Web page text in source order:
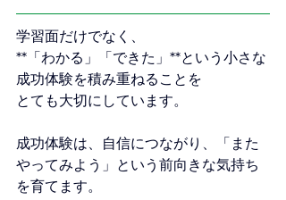
学習面だけでなく、
**「わかる」「できた」**という小さな
成功体験を積み重ねることを
とても大切にしています。
成功体験は、自信につながり、「また
やってみよう」という前向きな気持ち
を育てます。